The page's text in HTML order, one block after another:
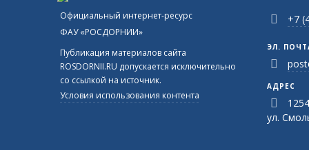
Официальный интернет-ресурс
ФАУ «РОСДОРНИИ»
Публикация материалов сайта
ROSDORNII.RU допускается исключительно
со ссылкой на источник.
Условия использования контента
+7
ЭЛ.
АДРЕС
ул.